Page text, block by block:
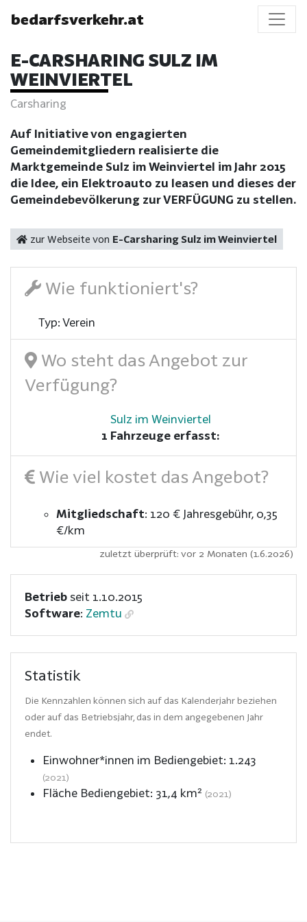
bedarfsverkehr.at
E-CARSHARING SULZ IM
WEINVIERTEL
Carsharing
Auf Initiative von engagierten
Gemeindemitgliedern realisierte die
Marktgemeinde Sulz im Weinviertel im Jahr 2015
die Idee, ein Elektroauto zu leasen und dieses der
Gemeindebevölkerung zur VERFÜGUNG zu stellen.
zur Webseite von E-Carsharing Sulz im Weinviertel
Wie funktioniert's?
Typ: Verein
Wo steht das Angebot zur
Verfügung?
Sulz im Weinviertel
1 Fahrzeuge erfasst:
Wie viel kostet das Angebot?
Mitgliedschaft: 120 € Jahresgebühr 0,35
€/km
zuletzt überprüft: vor 2 Monaten (1.6.2026)
Betrieb seit 1.10.2015
Software: Zemtu
Statistik
Die Kennzahlen können sich auf das Kalenderjahr beziehen
oder auf das Betriebsjahr, das in dem angegebenen Jahr
endet.
Einwohner*innen im Bediengebiet: 1.243
(2021)
Fläche Bediengebiet: 31,4 km² (2021)